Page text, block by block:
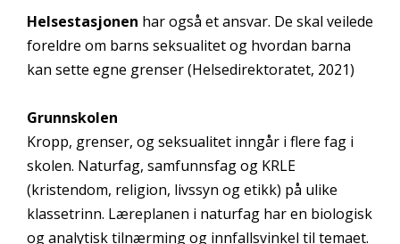
Helsestasjonen har også et ansvar. De skal veilede
foreldre om barns seksualitet og hvordan barna
kan sette egne grenser (Helsedirektoratet, 2021)
Grunnskolen
Kropp, grenser, og seksualitet inngår i flere fag i
skolen. Naturfag, samfunnsfag og KRLE
(kristendom, religion, livssyn og etikk) på ulike
klassetrinn. Læreplanen i naturfag har en biologisk
og analytisk tilnærming og innfallsvinkel til temaet.